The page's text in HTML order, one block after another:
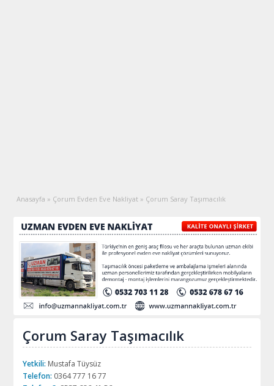
Anasayfa » Çorum Evden Eve Nakliyat » Çorum Saray Taşımacılık
Çorum Saray Taşımacılık
Yetkili: Mustafa Tüysüz
Telefon: 0364 777 16 77